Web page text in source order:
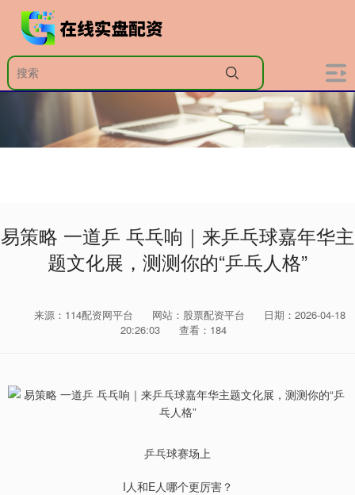
易策略 一道乒 乓乓响｜来乒乓球嘉年华主
题文化展，测测你的“乒乓人格”
来源：114配资网平台 网站：股票配资平台
日期：2026-04-18
20:26:03
查看：184
乒乓球赛场上
I人和E人哪个更厉害？